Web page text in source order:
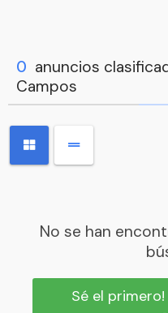
0 anuncios
Campos
No se han
Sé el